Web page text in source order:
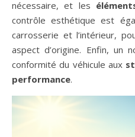
nécessaire, et les
contrôle esthétique est
carrosserie et l’intérieur,
aspect d’origine. Enfin, un
conformité du véhicule aux
performance.